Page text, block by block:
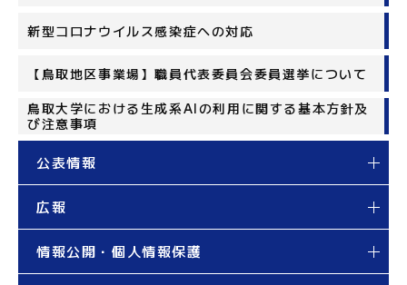
新型コロナウイルス感染症への対応
【鳥取地区事業場】職員代表委員会委員選挙について
鳥取大学における生成系AIの利用に関する基本方針及
び注意事項
公表情報
広報
情報公開・個人情報保護